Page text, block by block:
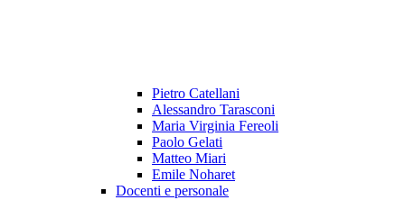
Pietro Catellani
Alessandro Tarasconi
Maria Virginia Fereoli
Paolo Gelati
Matteo Miari
Emile Noharet
Docenti e personale